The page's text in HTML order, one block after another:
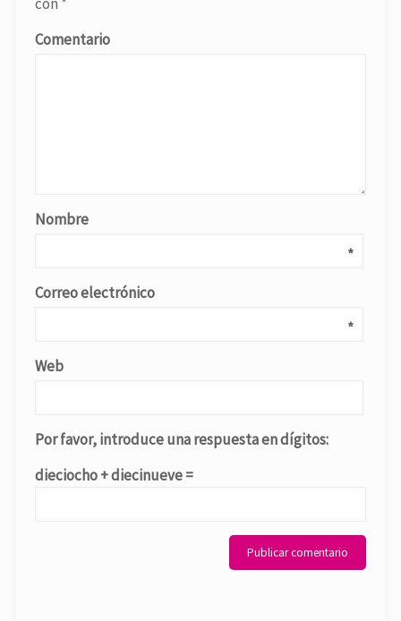
Comentario
Nombre
*
Correo electrónico
*
Web
Por favor, introduce una respuesta en dígitos:
dieciocho + diecinueve =